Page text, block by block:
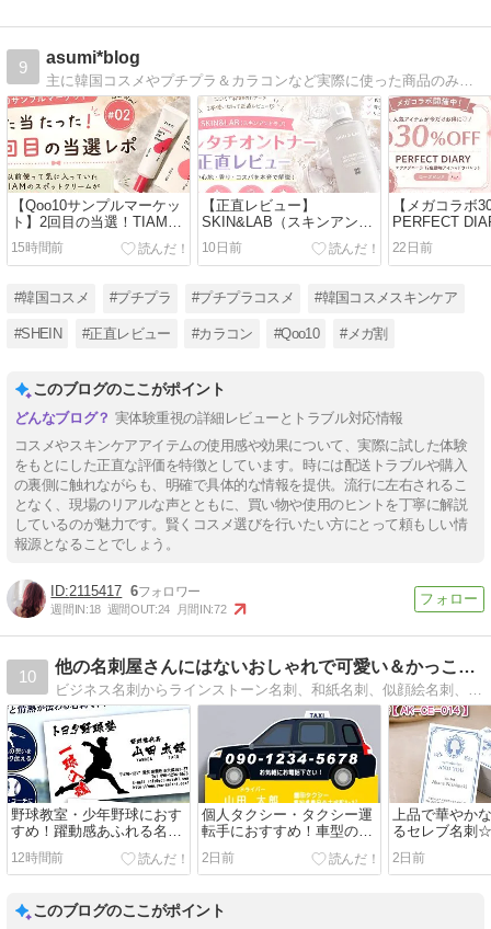
9
asumi*blog
【Qoo10サンプルマーケッ
ト】2回目の当選！TIAMス
ポットクリームを正直レビ
ュー♡
15時間前
【正直レビュー】
SKIN&LAB（スキンアンド
ラブ）グルタチオントナー
は匂いが気になる？1本使
い切って本音レビュー！
10日前
【メガコラボ
PERFECT
んアイシャド
入！ローズピ
理由も紹介♡
22日前
#韓国コスメ #プチプラ #プチプラコスメ #韓国コスメスキンケア
#SHEIN #正直レビュー #カラコン #Qoo10 #メガ割
このブログのここがポイント
実体験重視の詳細レビューとトラブル対応情報
コスメやスキンケアアイテムの使用感や効果について、実際に試した体験
をもとにした正直な評価を特徴としています。時には配送トラブルや購入
の裏側に触れながらも、明確で具体的な情報を提供。流行に左右されるこ
となく、現場のリアルな声とともに、買い物や使用のヒントを丁寧に解説
しているのが魅力です。賢くコスメ選びを行いたい方にとって頼もしい情
報源となることでしょう。
2115417 6
週間IN:18 週間OUT:24 月間IN:72
10
他の名刺屋さんにはないおしゃれで可愛い＆かっこいい名刺を販売
ビジネス名刺からラインストーン名刺、和紙名刺、似顔絵名刺、その他オリジナル名刺を販売しております！
野球教室・少年野球におす
すめ！躍動感あふれる名刺
デザイン☆彡
12時間前
個人タクシー・タクシー運
転手におすすめ！車型の切
抜名刺デザイン☆彡
2日前
上品で華やか
るセレブ名刺
2日前
このブログのここがポイント